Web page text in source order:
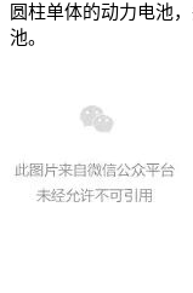
圆柱单体的动力电池
池。
图1 串